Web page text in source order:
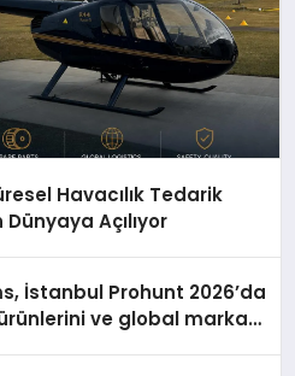
Havacılık Tedarik
Açılıyor
İstanbul Prohunt 2026’da
ve global marka